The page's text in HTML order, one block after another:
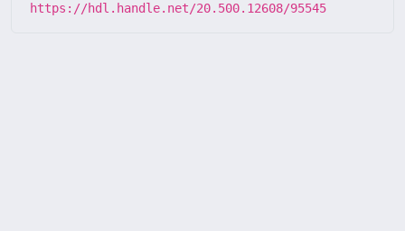
https://hdl.handle.net/20.500.12608/95545